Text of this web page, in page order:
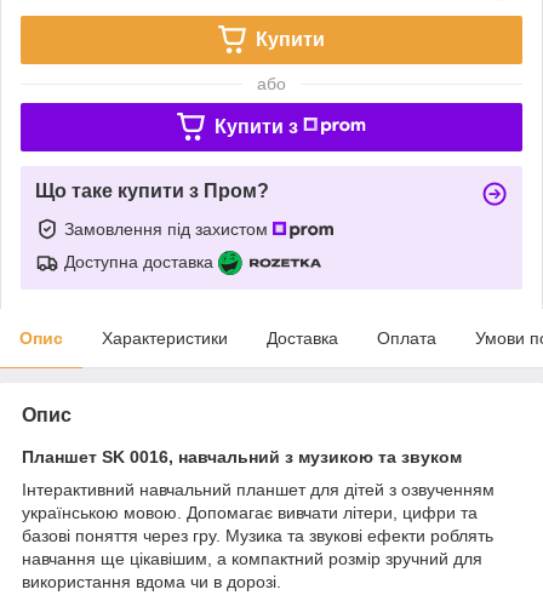
Купити
або
Купити з
Що таке купити з Пром?
Замовлення під захистом
Доступна доставка
Опис Характеристики Доставка Оплата Умови
Опис
Планшет SK 0016, навчальний з музикою та звуком
Інтерактивний навчальний планшет для дітей з озвученням
українською мовою. Допомагає вивчати літери, цифри та
базові поняття через гру. Музика та звукові ефекти роблять
навчання ще цікавішим, а компактний розмір зручний для
використання вдома чи в дорозі.